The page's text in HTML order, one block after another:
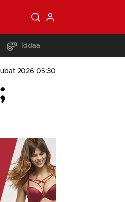
İddaa
2026 06:30